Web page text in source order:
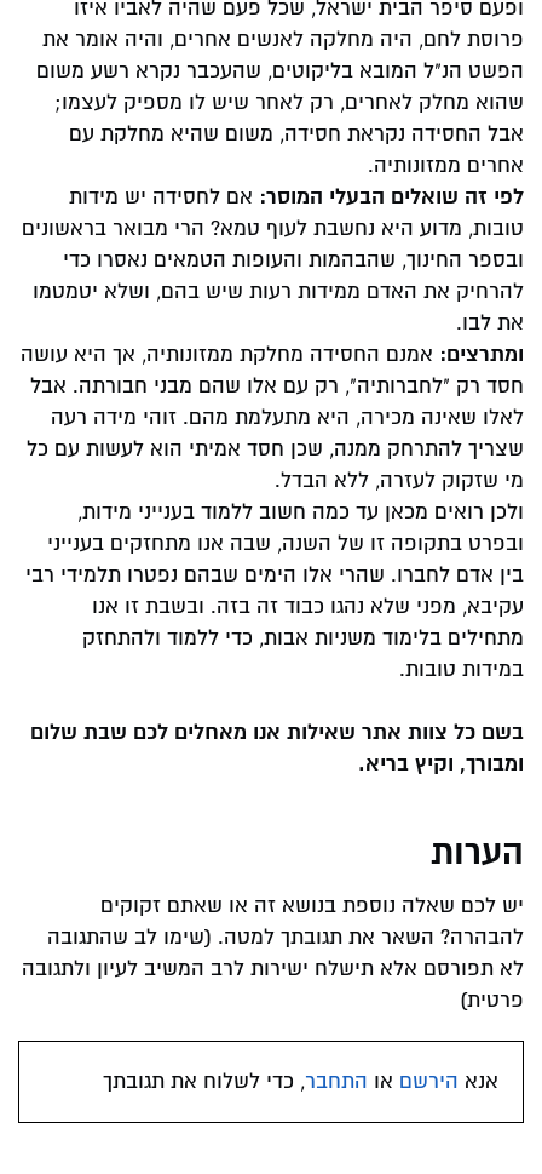
ופעם סיפר הבית ישראל, שכל פעם שהיה לאביו איזו
פרוסת לחם, היה מחלקה לאנשים אחרים, והיה אומר את
הפשט הנ"ל המובא בליקוטים, שהעכבר נקרא רשע משום
שהוא מחלק לאחרים, רק לאחר שיש לו מספיק לעצמו;
אבל החסידה נקראת חסידה, משום שהיא מחלקת עם
אחרים ממזונותיה.
לפי זה שואלים הבעלי המוסר: אם לחסידה יש מידות
טובות, מדוע היא נחשבת לעוף טמא? הרי מבואר בראשונים
ובספר החינוך, שהבהמות והעופות הטמאים נאסרו כדי
להרחיק את האדם ממידות רעות שיש בהם, ושלא יטמטמו
את לבו.
ומתרצים: אמנם החסידה מחלקת ממזונותיה, אך היא עושה
חסד רק "לחברותיה", רק עם אלו שהם מבני חבורתה. אבל
לאלו שאינה מכירה, היא מתעלמת מהם. זוהי מידה רעה
שצריך להתרחק ממנה, שכן חסד אמיתי הוא לעשות עם כל
מי שזקוק לעזרה, ללא הבדל.
ולכן רואים מכאן עד כמה חשוב ללמוד בענייני מידות,
ובפרט בתקופה זו של השנה, שבה אנו מתחזקים בענייני
בין אדם לחברו. שהרי אלו הימים שבהם נפטרו תלמידי רבי
עקיבא, מפני שלא נהגו כבוד זה בזה. ובשבת זו אנו
מתחילים בלימוד משניות אבות, כדי ללמוד ולהתחזק
במידות טובות.
בשם כל צוות אתר שאילות אנו מאחלים לכם שבת שלום
ומבורך, וקיץ בריא.
הערות
יש לכם שאלה נוספת בנושא זה או שאתם זקוקים
להבהרה? השאר את תגובתך למטה. (שימו לב שהתגובה
לא תפורסם אלא תישלח ישירות לרב המשיב לעיון ולתגובה
פרטית)
אנא הירשם או התחבר, כדי לשלוח את תגובתך